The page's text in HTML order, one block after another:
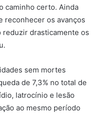
caminho certo. Ainda
reconhecer os avanços
drasticamente os
sem mortes
de 7,3% no total de
latrocínio e lesão
ao mesmo período